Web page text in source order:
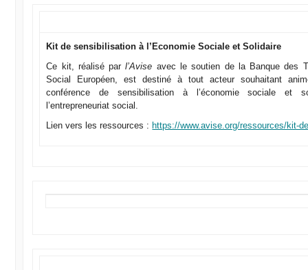
Kit de sensibilisation à l’Economie Sociale et Solidaire
Ce kit, réalisé parl’Avise avec le soutien de la Banque des
Social Européen, est destiné à tout acteur souhaitant
conférence de sensibilisation à l’économie sociale et
l’entrepreneuriat social.
Lien vers les ressources : https://www.avise.org/ressources/kit-